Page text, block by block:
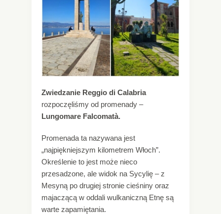
Zwiedzanie Reggio di Calabria
rozpoczęliśmy od promenady –
Lungomare Falcomatà.
Promenada ta nazywana jest
„najpiękniejszym kilometrem Włoch”.
Określenie to jest może nieco
przesadzone, ale widok na Sycylię – z
Mesyną po drugiej stronie cieśniny oraz
majaczącą w oddali wulkaniczną Etnę są
warte zapamiętania.